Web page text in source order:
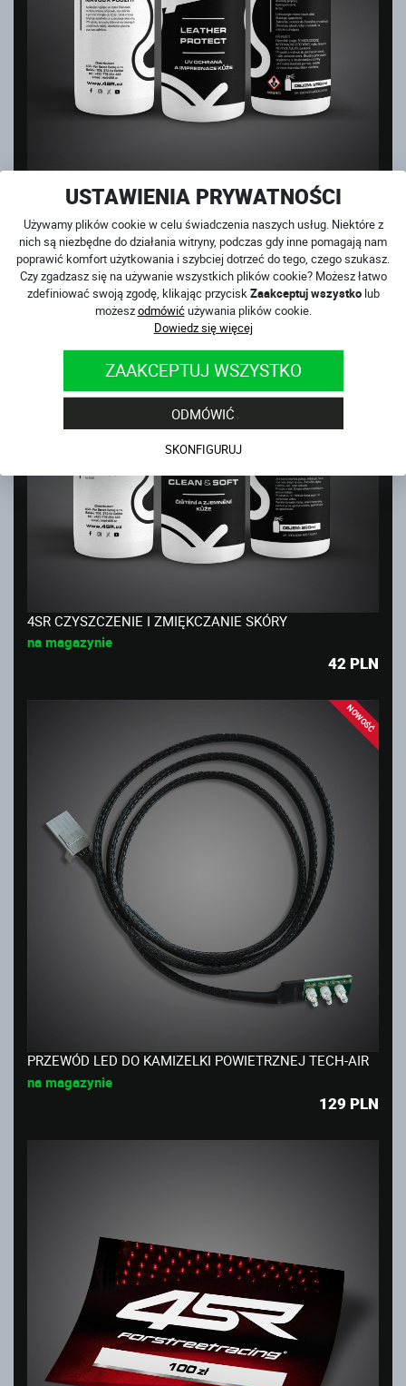
USTAWIENIA PRYWATNOŚCI
Używamy plików cookie w celu świadczenia naszych usług. Niektóre z
nich są niezbędne do działania witryny, podczas gdy inne pomagają nam
poprawić komfort użytkowania i szybciej dotrzeć do tego, czego szukasz.
Czy zgadzasz się na używanie wszystkich plików cookie? Możesz łatwo
zdefiniować swoją zgodę, klikając przycisk Zaakceptuj wszystkolub
możeszodmówićużywania plików cookie.
Dowiedz się więcej
ZAAKCEPTUJ WSZYSTKO
ODMÓWIĆ
SKONFIGURUJ
na magazynie
42PLN
4SR CZYSZCZENIE I ZMIĘKCZANIE SKÓRY
na magazynie
42 PLN
NOWOŚĆ
PRZEWÓD LED DO KAMIZELKI POWIETRZNEJ TECH-AIR
na magazynie
129 PLN